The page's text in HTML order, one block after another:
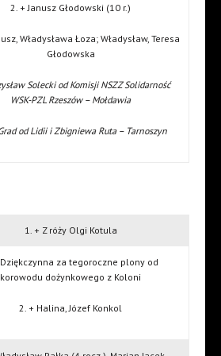
2. + Janusz Głodowski (10 r.)
Władysława Łoza; Władysław, Teresa
Głodowska
Solecki od Komisji NSZZ Solidarność
WSK-PZL Rzeszów – Mołdawia
od Lidii i Zbigniewa Ruta – Tarnoszyn
1. + Z róży Olgi Kotula
Dziękczynna za tegoroczne plony od
korowodu dożynkowego z Koloni
2. + Halina, Józef Konkol